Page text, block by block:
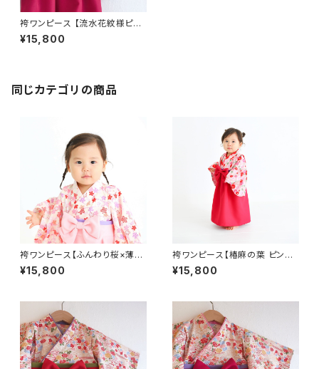
袴ワンピース 【流水花紋様ピン
ク×ワインレッド袴×薄ピンク襟
×薄ピンク帯】ベビー袴・袴ロン
¥15,800
同じカテゴリの商品
袴ワンピース【ふんわり桜×薄ピ
ンク袴×薄ピンク襟×薄紫帯】ベ
ビー袴・袴ロンパース・女の子・
¥15,800
袴ワンピース【椿麻の葉 ピンク
×ワインレッド袴×赤襟×紫帯】ベ
ビー袴・袴ロンパース・女の子・
¥15,800